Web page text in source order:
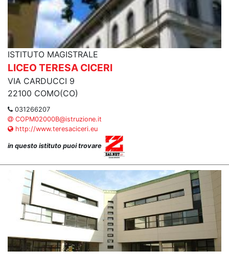
ISTITUTO MAGISTRALE
LICEO TERESA CICERI
VIA CARDUCCI 9
22100 COMO(CO)
031266207
COPM02000B@istruzione.it
http://www.teresaciceri.eu
in questo istituto puoi trovare